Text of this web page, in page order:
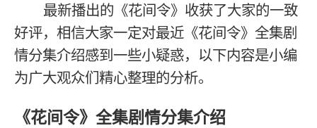
最新播出的《花间令》收获了大家的一致
好评，相信大家一定对最近《花间令》全集剧
情分集介绍感到一些小疑惑，以下内容是小编
为广大观众们精心整理的分析。
《花间令》全集剧情分集介绍